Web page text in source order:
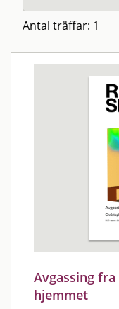
Antal träffar: 1
Avgassing
hjemmet